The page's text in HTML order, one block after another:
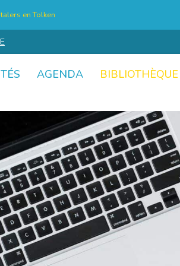
en Tolken
AGENDA BIBLIOTHÈQUE